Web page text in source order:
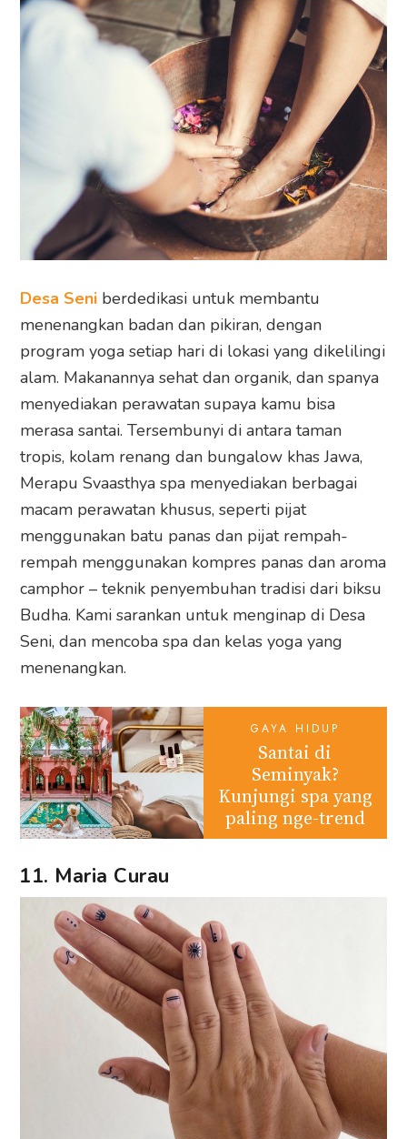
Desa Seni berdedikasi untuk membantu
menenangkan badan dan pikiran, dengan
program yoga setiap hari di lokasi yang dikelilingi
alam. Makanannya sehat dan organik, dan spanya
menyediakan perawatan supaya kamu bisa
merasa santai. Tersembunyi di antara taman
tropis, kolam renang dan bungalow khas Jawa,
Merapu Svaasthya spa menyediakan berbagai
macam perawatan khusus, seperti pijat
menggunakan batu panas dan pijat rempah-
rempah menggunakan kompres panas dan aroma
camphor – teknik penyembuhan tradisi dari biksu
Budha. Kami sarankan untuk menginap di Desa
Seni, dan mencoba spa dan kelas yoga yang
menenangkan.
GAYA HIDUP
Santai di
Seminyak?
Kunjungi spa yang
paling nge-trend
11. Maria Curau